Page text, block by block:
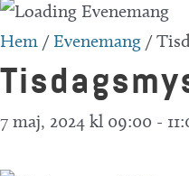
Hem /Evenemang /
7 maj, 2024 kl 09:00 -